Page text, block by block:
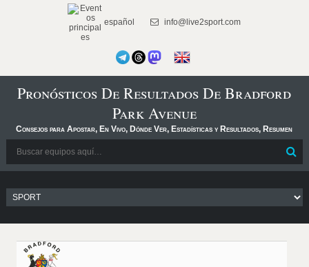
español info@live2sport.com
Pronósticos De Resultados De Bradford
Park Avenue
Consejos para Apostar, En Vivo, Dónde Ver, Estadísticas y Resultados, Resumen